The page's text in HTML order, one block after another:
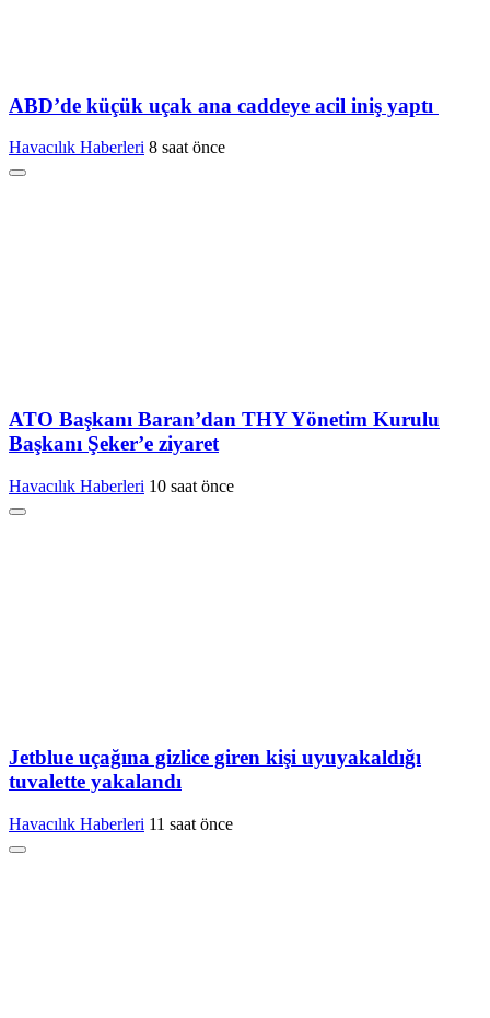
ABD’de küçük uçak ana caddeye acil iniş yaptı
Havacılık Haberleri 8 saat önce
ATO Başkanı Baran’dan THY Yönetim Kurulu
Başkanı Şeker’e ziyaret
Havacılık Haberleri 10 saat önce
Jetblue uçağına gizlice giren kişi uyuyakaldığı
tuvalette yakalandı
Havacılık Haberleri 11 saat önce